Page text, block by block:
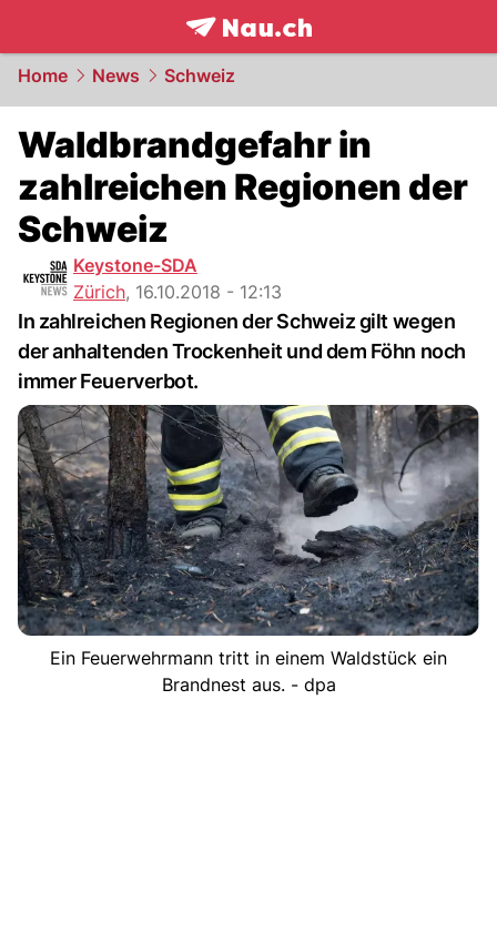
frontpage.NAU.ch
Home News Schweiz
Waldbrandgefahr in
zahlreichen Regionen der
Schweiz
Keystone-SDA
Zürich, 16.10.2018 - 12:13
In zahlreichen Regionen der Schweiz gilt wegen
der anhaltenden Trockenheit und dem Föhn noch
immer Feuerverbot.
Ein Feuerwehrmann tritt in einem Waldstück ein
Brandnest aus. - dpa